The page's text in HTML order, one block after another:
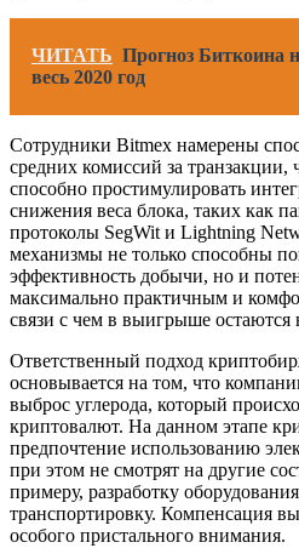
ЧИТАТЬ Прогноз Биткоина
весь 2020 год
Сотрудники Bitmex намерены
средних комиссий за транзакции,
способно простимулировать
снижения веса блока, таких как
протоколы SegWit и Lightning
механизмы не только способны
эффективность добычи, но и
максимально практичным и
связи с чем в выигрыше остаются
Ответственный подход
основывается на том, что
выброс углерода, который
криптовалют. На данном этапе
предпочтение использованию
при этом не смотрят на другие
примеру, разработку
транспортировку. Компенсация
особого пристального внимания.